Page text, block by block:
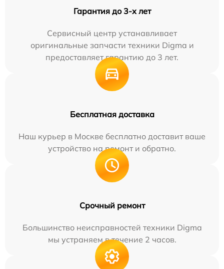
Гарантия до 3-х лет
Сервисный центр устанавливает
оригинальные запчасти техники Digma и
предоставляет гарантию до 3 лет.
Бесплатная доставка
Наш курьер в Москве бесплатно доставит ваше
устройство на ремонт и обратно.
Срочный ремонт
Большинство неисправностей техники Digma
мы устраняем в течение 2 часов.